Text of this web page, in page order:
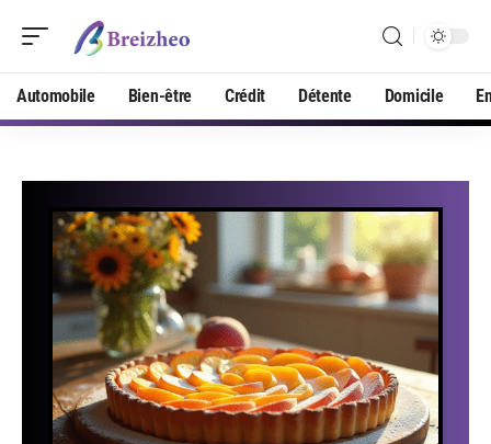
Automobile Bien-être Crédit Détente Domicile